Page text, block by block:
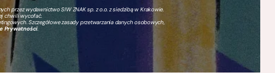
przez wydawnictwo SIW ZNAK sp. z o.o. z siedzibą w Krakowie.
chwili wycofać.
Szczegółowe zasady przetwarzania danych osobowych,
Prywatności.